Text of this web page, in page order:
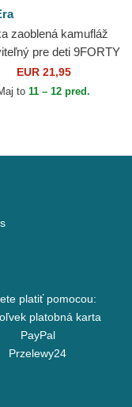
zaoblená kamufláž
pre deti 9FORTY
Essential New York
MLB New...
EUR 21,95
to 11 – 12 pred.
platiť pomocou:
platobná karta
PayPal
Przelewy24